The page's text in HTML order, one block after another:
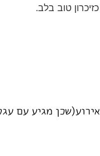
טוב בלב.
האירוע(שכן מגיע